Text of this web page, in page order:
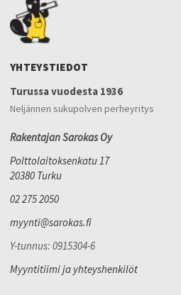
YHTEYSTIEDOT
Turussa vuodesta 1936
Neljännen sukupolven perheyritys
Rakentajan Sarokas Oy
Polttolaitoksenkatu 17
20380 Turku
02 275 2050
myynti@sarokas.fi
Y-tunnus: 0915304-6
Myyntitiimi ja yhteyshenkilöt